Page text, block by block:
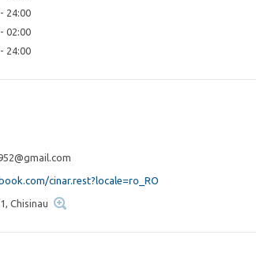
24:00
02:00
24:00
cinar.rest?locale=ro_RO
Chisinau